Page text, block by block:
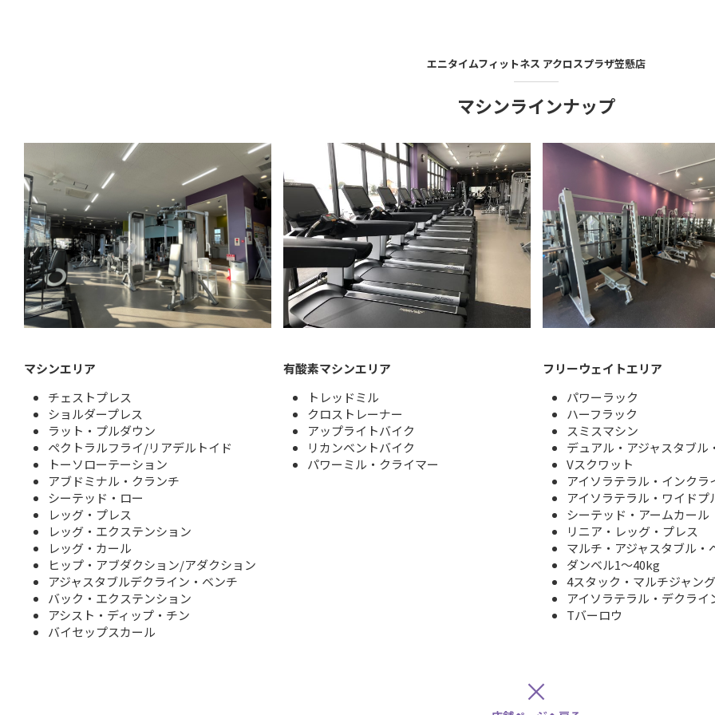
エニタイムフィットネス アクロスプラザ笠懸店
マシンラインナップ
マシンエリア
チェストプレス
ショルダープレス
ラット・プルダウン
ペクトラルフライ/リアデルトイド
トーソローテーション
アブドミナル・クランチ
シーテッド・ロー
レッグ・プレス
レッグ・エクステンション
レッグ・カール
ヒップ・アブダクション/アダクション
アジャスタブルデクライン・ベンチ
バック・エクステンション
アシスト・ディップ・チン
バイセップスカール
有酸素マシンエリア
トレッドミル
クロストレーナー
アップライトバイク
リカンベントバイク
パワーミル・クライマー
フリーウェイトエリア
パワーラック
ハーフラック
スミスマシン
デュアル・アジャスタブル
Vスクワット
アイソラテラル・インクラ
アイソラテラル・ワイドプ
シーテッド・アームカール
リニア・レッグ・プレス
マルチ・アジャスタブル・
ダンベル1～40kg
4スタック・マルチジャン
アイソラテラル・デクライ
Tバーロウ
×